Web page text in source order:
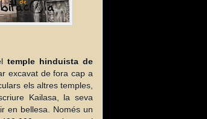
temple hinduista de
excavat de fora cap a
els altres temples,
Kailasa, la seva
en bellesa. Només un